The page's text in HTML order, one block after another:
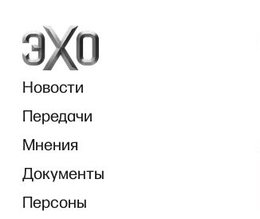
Новости
Передачи
Мнения
Документы
Персоны